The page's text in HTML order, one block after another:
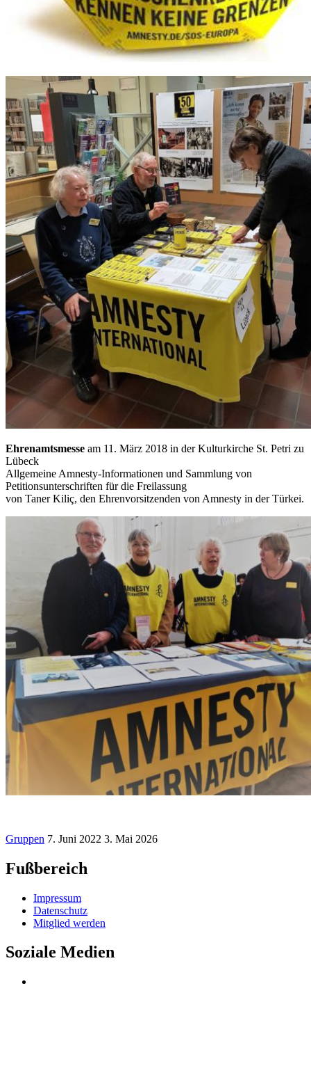
Ehrenamtsmesse am 11. März 2018 in der Kulturkirche St. Petri zu
Lübeck
Allgemeine Amnesty-Informationen und Sammlung von
Petitionsunterschriften für die Freilassung
von Taner Kiliç, den Ehrenvorsitzenden von Amnesty in der Türkei.
Gruppen 7. Juni 2022 3. Mai 2026
Fußbereich
Impressum
Datenschutz
Mitglied werden
Soziale Medien